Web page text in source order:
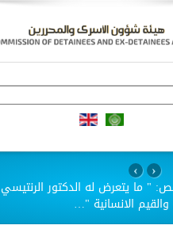
مسلسل الانتهاكات بحق
› ‹